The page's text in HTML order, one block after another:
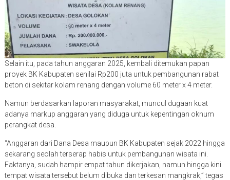
Selain itu, pada tahun anggaran 2025, kembali ditemukan papan
proyek BK Kabupaten senilai Rp200 juta untuk pembangunan rabat
beton di sekitar kolam renang dengan volume 60 meter x 4 meter.
Namun berdasarkan laporan masyarakat, muncul dugaan kuat
adanya markup anggaran yang diduga untuk kepentingan oknum
perangkat desa.
“Anggaran dari Dana Desa maupun BK Kabupaten sejak 2022 hingga
sekarang seolah terserap habis untuk pembangunan wisata ini.
Faktanya, sudah hampir empat tahun dikerjakan, namun hingga kini
tempat wisata tersebut belum dibuka dan terkesan mangkrak,” tegas